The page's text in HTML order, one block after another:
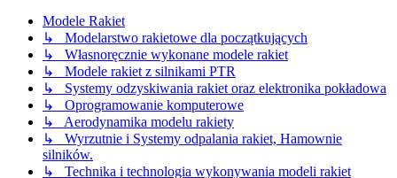
Modele Rakiet
↳ Modelarstwo rakietowe dla początkujących
↳ Własnoręcznie wykonane modele rakiet
↳ Modele rakiet z silnikami PTR
↳ Systemy odzyskiwania rakiet oraz elektronika pokładowa
↳ Oprogramowanie komputerowe
↳ Aerodynamika modelu rakiety
↳ Wyrzutnie i Systemy odpalania rakiet, Hamownie
silników.
↳ Technika i technologia wykonywania modeli rakiet